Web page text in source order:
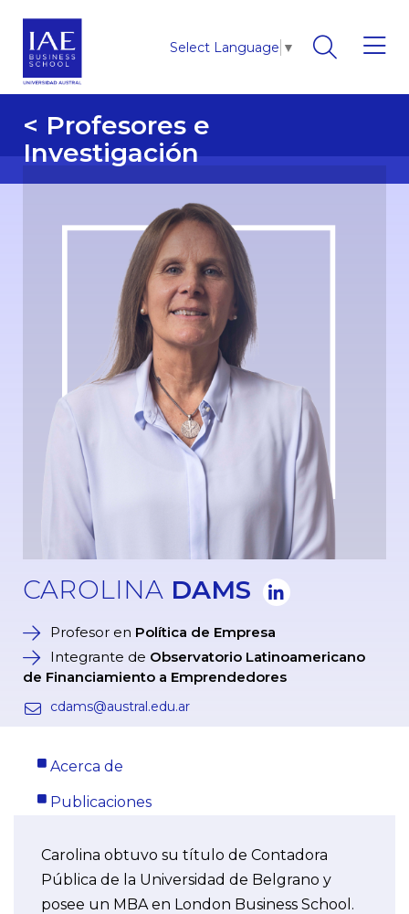
Select Language ▼
< Profesores e
Investigación
CAROLINA DAMS
Profesor en Política de Empresa
Integrante de Observatorio Latinoamericano
de Financiamiento a Emprendedores
cdams@austral.edu.ar
Acerca de
Publicaciones
Carolina obtuvo su título de Contadora
Pública de la Universidad de Belgrano y
posee un MBA en London Business School.